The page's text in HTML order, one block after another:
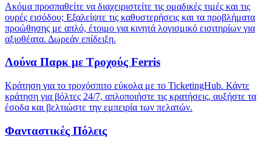
Ακόμα προσπαθείτε να διαχειριστείτε τις ομαδικές τιμές και τις
ουρές εισόδου; Εξαλείψτε τις καθυστερήσεις και τα προβλήματα
προώθησης με απλό, έτοιμο για κινητά λογισμικό εισιτηρίων για
αξιοθέατα. Δωρεάν επίδειξη.
Λούνα Παρκ με Τροχούς Ferris
Κράτηση για το τροχόσπιτο εύκολα με το TicketingHub. Κάντε
κράτηση για βόλτες 24/7, απλοποιήστε τις κρατήσεις, αυξήστε τα
έσοδα και βελτιώστε την εμπειρία των πελατών.
Φανταστικές Πόλεις